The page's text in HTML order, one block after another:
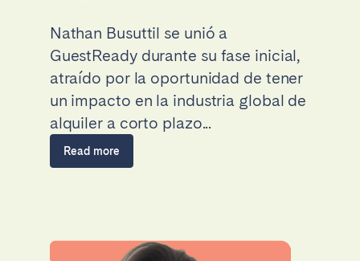
Nathan Busuttil se unió a
GuestReady durante su fase inicial,
atraído por la oportunidad de tener
un impacto en la industria global de
alquiler a corto plazo...
Read more